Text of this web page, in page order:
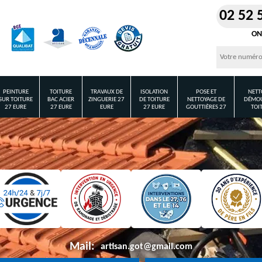
02 52
PEINTURE
TOITURE
27 EURE
TOITURE
BAC ACIER
27 EURE
TRAVAUX DE
ZINGUERIE 27
EURE
ISOLATION
DE TOITURE
27 EURE
POSE ET
NETTOYAGE DE
GOUTTIÈRES 27
Mail: artisan.got@gmail.com